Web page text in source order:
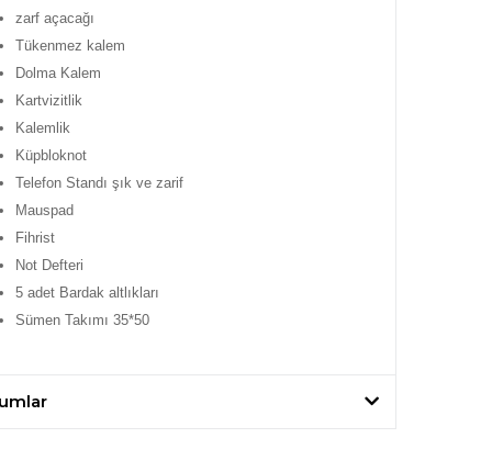
zarf açacağı
Tükenmez kalem
Dolma Kalem
Kartvizitlik
Kalemlik
Küpbloknot
Telefon Standı şık ve zarif
Mauspad
Fihrist
Not Defteri
5 adet Bardak altlıkları
Sümen Takımı 35*50